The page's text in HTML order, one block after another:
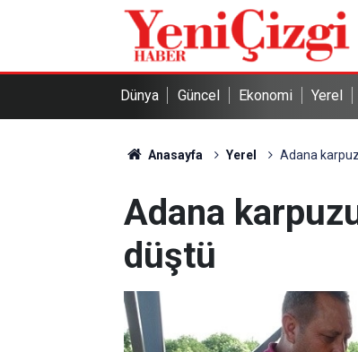
Dünya Güncel Ekonomi Yerel
Anasayfa Yerel Adana
Adana
düştü